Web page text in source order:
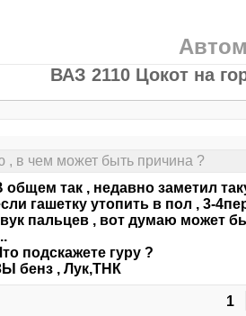
ВАЗ 2110 Цокот на
, в чем может быть причина ?
общем так , недавно заметил
гашетку утопить в пол , 3-
пальцев , вот думаю может
подскажете гуру ?
бенз , Лук,ТНК
1